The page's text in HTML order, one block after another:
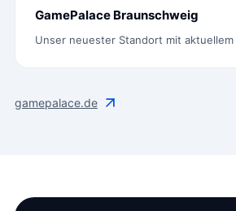
GamePalace Braunschweig
Unser neuester Standort mit aktuellem
gamepalace.de